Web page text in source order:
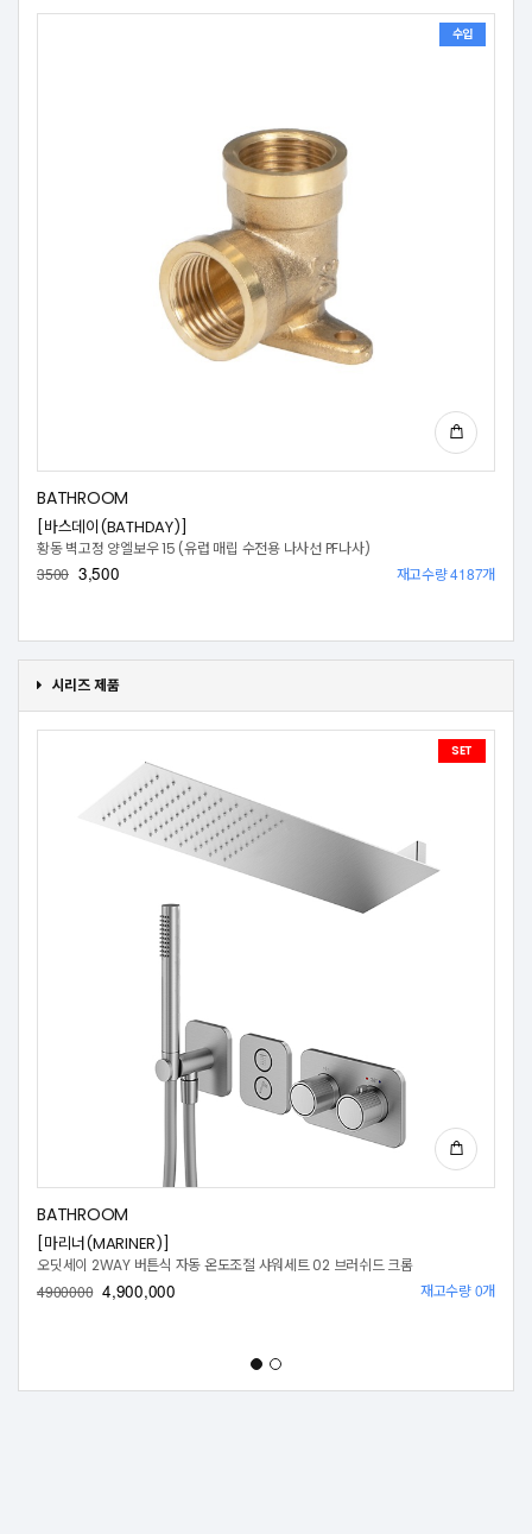
수입
BATHROOM
[바스데이(BATHDAY)]
황동 벽고정 양엘보우 15 (유럽 매립 수전용 나사선 PF나사)
3500 3,500 재고수량 4187개
시리즈 제품
SET
BATHROOM
[마리너(MARINER)]
오딧세이 2WAY 버튼식 자동 온도조절 샤워세트 02 브러쉬드 크롬
4900000 4,900,000 재고수량 0개